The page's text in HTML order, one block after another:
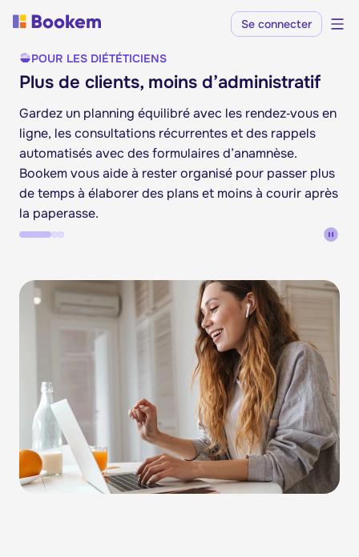
Se connecter
POUR LES DIÉTÉTICIENS
Plus de clients, moins d’administratif
Gardez un planning équilibré avec les rendez‑vous en
ligne, les consultations récurrentes et des rappels
automatisés avec des formulaires d’anamnèse.
Bookem vous aide à rester organisé pour passer plus
de temps à élaborer des plans et moins à courir après
la paperasse.